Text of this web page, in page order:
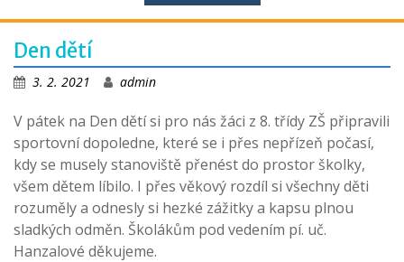
Den dětí
3. 2. 2021 admin
V pátek na Den dětí si pro nás žáci z 8. třídy ZŠ připravili
sportovní dopoledne, které se i přes nepřízeň počasí,
kdy se musely stanoviště přenést do prostor školky,
všem dětem líbilo. I přes věkový rozdíl si všechny děti
rozuměly a odnesly si hezké zážitky a kapsu plnou
sladkých odměn. Školákům pod vedením pí. uč.
Hanzalové děkujeme.